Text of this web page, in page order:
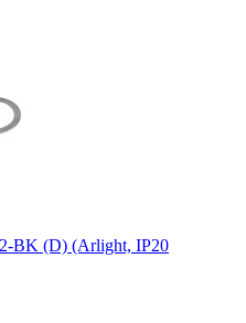
BK (D) (Arlight, IP20